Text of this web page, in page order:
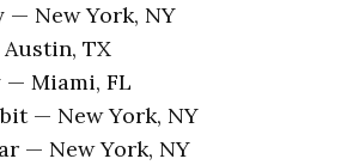
— New York, NY
TX
— Miami, FL
— New York, NY
— New York, NY